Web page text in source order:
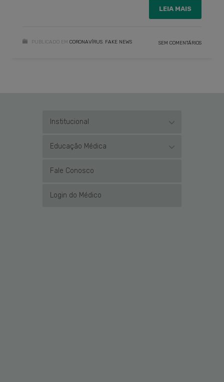
LEIA MAIS
PUBLICADO EM CORONAVÍRUS FAKE NEWS SEM COMENTÁRIOS
Institucional
Educação Médica
Fale Conosco
Login do Médico